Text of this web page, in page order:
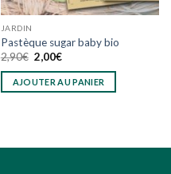
JARDIN
Pastèque sugar baby bio
2,90€ Le
prix
initial
était :
2,00€Le
actuel
est :
AJOUTER AU PANIER